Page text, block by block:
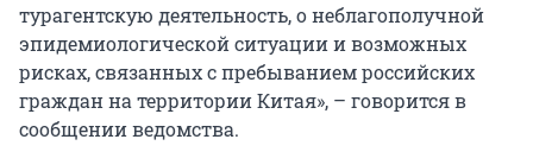
турагентскую деятельность, о неблагополучной
эпидемиологической ситуации и возможных
рисках, связанных с пребыванием российских
граждан на территории Китая», – говорится в
сообщении ведомства.